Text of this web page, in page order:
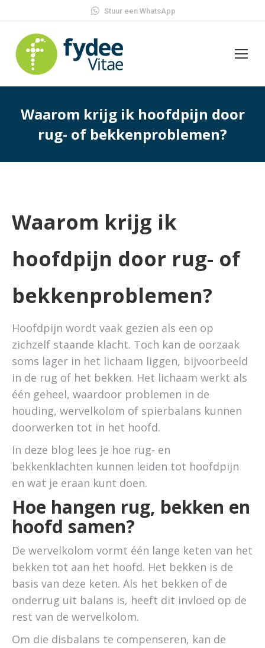
Stuur een WhatsApp
Waarom krijg ik hoofdpijn door
rug- of bekkenproblemen?
Waarom krijg ik
hoofdpijn door rug- of
bekkenproblemen?
Hoofdpijn wordt vaak gezien als een op
zichzelf staande klacht. Toch kan de oorzaak
soms lager in het lichaam liggen, bijvoorbeeld
in de rug of het bekken. Het lichaam werkt als
één geheel, waardoor problemen in de
houding, wervelkolom of spierbalans kunnen
doorwerken tot in het hoofd.
In deze blog lees je hoe rug- en
bekkenklachten kunnen leiden tot hoofdpijn
en wat je eraan kunt doen.
Hoe hangen rug, bekken en
hoofd samen?
De wervelkolom vormt één lange keten van het
bekken tot aan het hoofd. Het bekken is de
basis van deze keten. Als het bekken of de
onderrug uit balans is, heeft dit invloed op de
rest van de wervelkolom.
Om die disbalans te compenseren, kan de